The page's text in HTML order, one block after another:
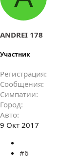
ANDREI 178
Участник
Регистрация
Сообщения
Симпатии
Город
Авто
9 Окт 2017
#6